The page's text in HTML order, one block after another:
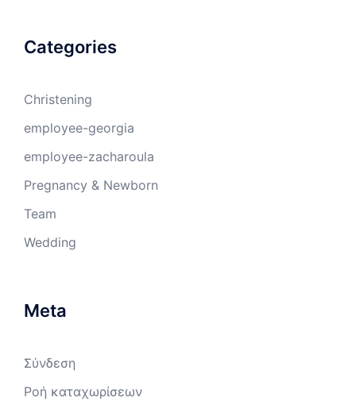
Categories
Christening
employee-georgia
employee-zacharoula
Pregnancy & Newborn
Team
Wedding
Meta
Σύνδεση
Ροή καταχωρίσεων